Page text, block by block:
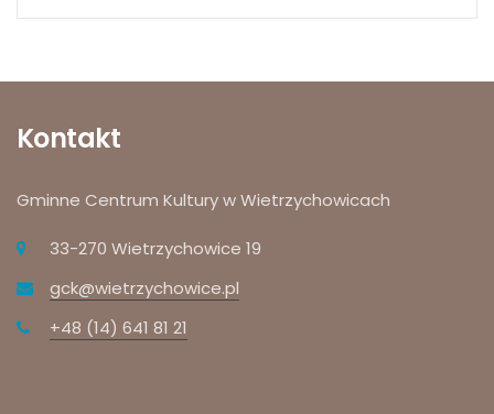
Kontakt
Gminne Centrum Kultury w Wietrzychowicach
33-270 Wietrzychowice 19
gck@wietrzychowice.pl
+48 (14) 641 81 21